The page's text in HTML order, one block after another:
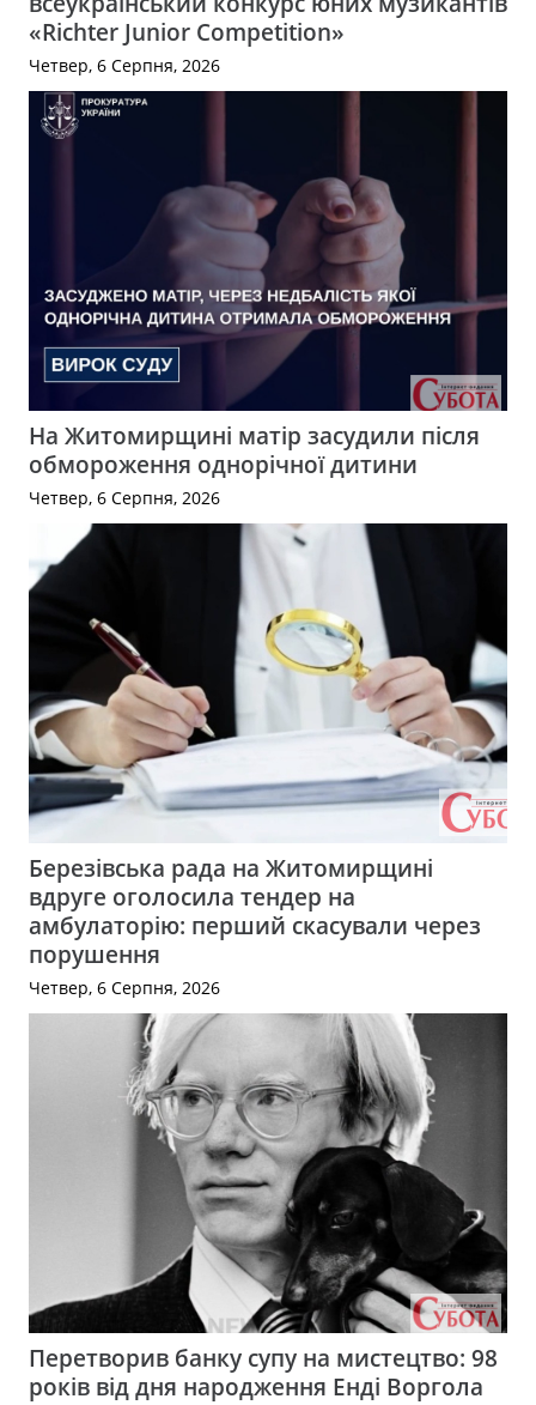
«Richter Junior Competition»
Четвер, 6 Серпня, 2026
На Житомирщині матір засудили після
обмороження однорічної дитини
Четвер, 6 Серпня, 2026
Березівська рада на Житомирщині
вдруге оголосила тендер на
амбулаторію: перший скасували через
порушення
Четвер, 6 Серпня, 2026
Перетворив банку супу на мистецтво: 98
років від дня народження Енді Воргола